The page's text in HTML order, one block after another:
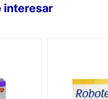
interesar